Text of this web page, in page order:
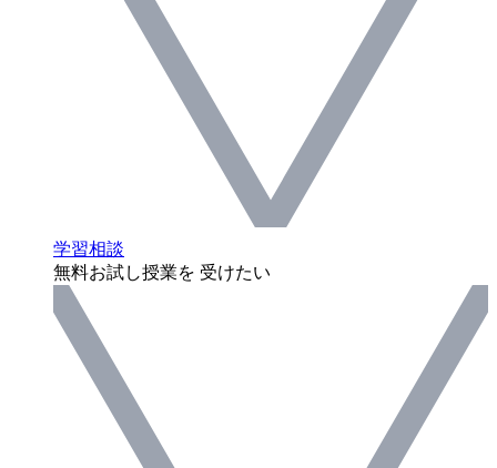
学習相談
無料お試し授業を 受けたい